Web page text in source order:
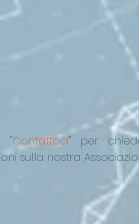
"Contattaci"
per
sulla nostra